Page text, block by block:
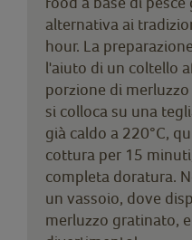
alternativa ai
hour. La
l'aiuto di un coltello
porzione di
si colloca su una
già caldo a 220°C,
cottura per 15
completa doratura.
un vassoio, dove
merluzzo gratinato,